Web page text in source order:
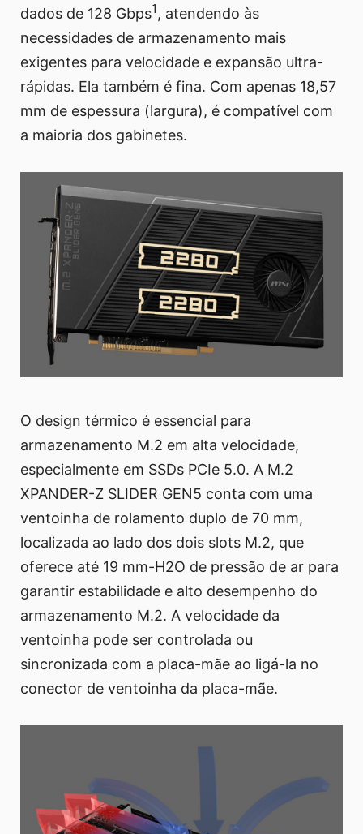
dados de 128 Gbps1, atendendo às
necessidades de armazenamento mais
exigentes para velocidade e expansão ultra-
rápidas. Ela também é fina. Com apenas 18,57
mm de espessura (largura), é compatível com
a maioria dos gabinetes.
O design térmico é essencial para
armazenamento M.2 em alta velocidade,
especialmente em SSDs PCIe 5.0. A M.2
XPANDER-Z SLIDER GEN5 conta com uma
ventoinha de rolamento duplo de 70 mm,
localizada ao lado dos dois slots M.2, que
oferece até 19 mm-H2O de pressão de ar para
garantir estabilidade e alto desempenho do
armazenamento M.2. A velocidade da
ventoinha pode ser controlada ou
sincronizada com a placa-mãe ao ligá-la no
conector de ventoinha da placa-mãe.